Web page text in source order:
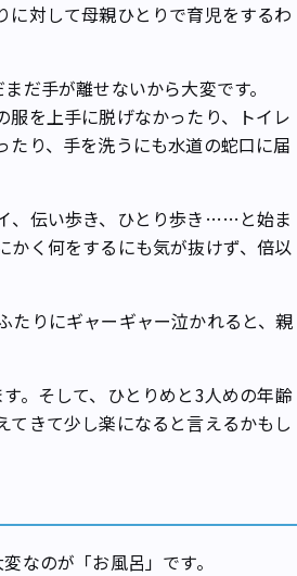
に対して母親ひとりで育児をするわ
だ手が離せないから大変です。
服を上手に脱げなかったり、トイレ
たり、手を洗うにも水道の蛇口に届
、伝い歩き、ひとり歩き……と始ま
かく何をするにも気が抜けず、倍以
りにギャーギャー泣かれると、親
。そして、ひとりめと3人めの年齢
きて少し楽になると言えるかもし
なのが「お風呂」です。